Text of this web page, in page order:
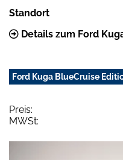
Standort
Details zum Ford
Ford Kuga BlueCruise
Preis:
MWSt: